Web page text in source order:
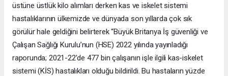
üstüne üstlük kilo alımları derken kas ve iskelet sistemi
hastalıklarının ülkemizde ve dünyada son yıllarda çok sık
görülür hale geldiğini belirterek “Büyük Britanya İş güvenliği ve
Çalışan Sağlığı Kurulu’nun (HSE) 2022 yılında yayınladığı
raporunda; 2021-22’de 477 bin çalışanın işle ilgili kas-iskelet
sistemi (KİS) hastalıkları olduğu bildirildi. Bu hastaların yüzde